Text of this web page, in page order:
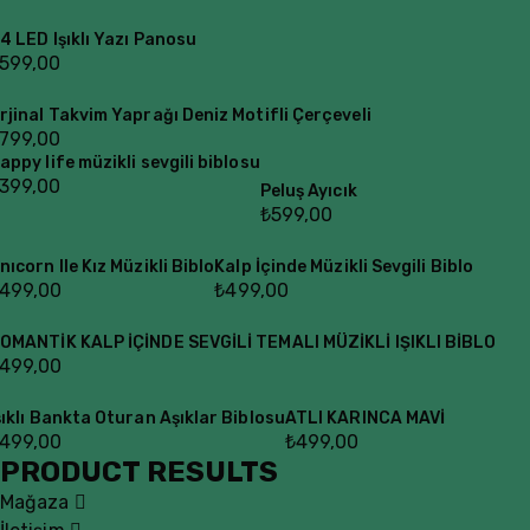
LED Işıklı Yazı Panosu
599,00
Takvim Yaprağı Deniz Motifli Çerçeveli
799,00
life müzikli sevgili biblosu
399,00 Peluş Ayıcık
₺599,00
Ile Kız Müzikli Biblo
499,00
Kalp İçinde Müzikli Sevgili Biblo
₺499,00
KALP İÇİNDE SEVGİLİ TEMALI MÜZİKLİ IŞIKLI BİBLO
499,00
Bankta Oturan Aşıklar Biblosu
499,00
ATLI KARINCA MAVİ
₺499,00
PRODUCT RESULTS
Mağaza